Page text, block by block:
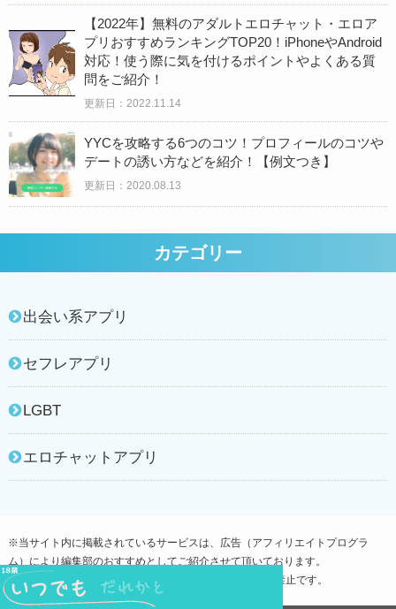
【2022年】無料のアダルトエロチャット・エロア
プリおすすめランキングTOP20！iPhoneやAndroid
対応！使う際に気を付けるポイントやよくある質
問をご紹介！
更新日：2022.11.14
YYCを攻略する6つのコツ！プロフィールのコツや
デートの誘い方などを紹介！【例文つき】
更新日： 2020.08.13
カテゴリー
出会い系アプリ
セフレアプリ
LGBT
エロチャットアプリ
※当サイト内に掲載されているサービスは、広告（アフィリエイトプログラ
ム）により編集部のおすすめとしてご紹介させて頂いております。
当サイトでご紹介している全てのアプリは18歳未満利用禁止です。